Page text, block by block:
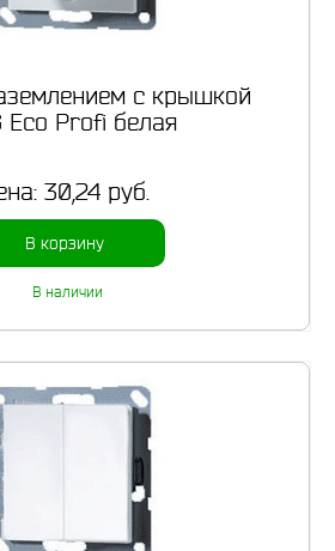
с крышкой
Eco Profi белая
30,24 руб.
В корзину
В наличии